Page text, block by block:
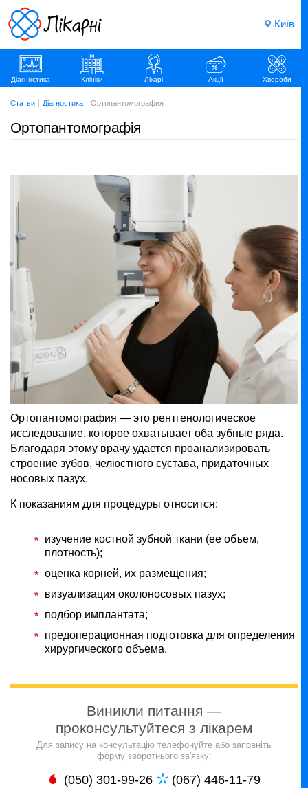
Київ
Діагностика Клініки Лікарі Акції Хвороби
Статьи Діагностика Ортопантомография
Ортопантомографія
Ортопантомография — это рентгенологическое
исследование, которое охватывает оба зубные ряда.
Благодаря этому врачу удается проанализировать
строение зубов, челюстного сустава, придаточных
носовых пазух.
К показаниям для процедуры относится:
изучение костной зубной ткани (ее объем,
плотность);
оценка корней, их размещения;
визуализация околоносовых пазух;
подбор имплантата;
предоперационная подготовка для определения
хирургического объема.
Виникли питання —
проконсультуйтеся з лікарем
Для запису на консультацію телефонуйте або заповніть
форму зворотнього зв'язку:
(050) 301-99-26 (067) 446-11-79